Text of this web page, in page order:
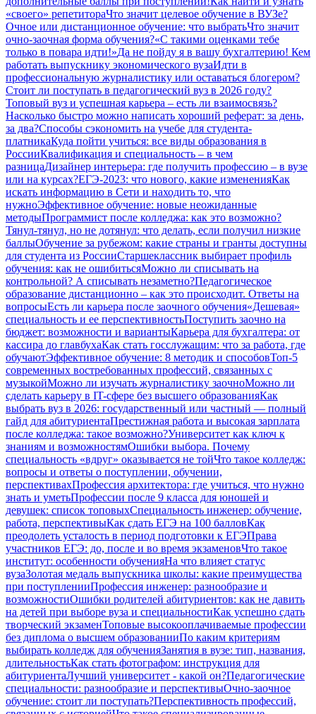
«своего» репетитораЧто значит целевое обучение в ВУЗе?
Очное или дистанционное обучение: что выбратьЧто значит
очно-заочная форма обучения?«С такими оценками тебе
только в повара идти!»Да не пойду я в вашу бухгалтерию! Кем
работать выпускнику экономического вузаИдти в
профессиональную журналистику или оставаться блогером?
Стоит ли поступать в педагогический вуз в 2026 году?
Топовый вуз и успешная карьера – есть ли взаимосвязь?
Насколько быстро можно написать хороший реферат: за день,
за два?Способы сэкономить на учебе для студента-
платникаКуда пойти учиться: все виды образования в
РоссииКвалификация и специальность – в чем
разницаДизайнер интерьера: где получить профессию – в вузе
или на курсах?ЕГЭ-2023: что нового, какие измененияКак
искать информацию в Сети и находить то, что
нужноЭффективное обучение: новые неожиданные
методыПрограммист после колледжа: как это возможно?
Тянул-тянул, но не дотянул: что делать, если получил низкие
баллыОбучение за рубежом: какие страны и гранты доступны
для студента из РоссииСтаршеклассник выбирает профиль
обучения: как не ошибитьсяМожно ли списывать на
контрольной? А списывать незаметно?Педагогическое
образование дистанционно – как это происходит. Ответы на
вопросыЕсть ли карьера после заочного обучения«Дешевая»
специальность и ее перспективностьПоступить заочно на
бюджет: возможности и вариантыКарьера для бухгалтера: от
кассира до главбухаКак стать госслужащим: что за работа, где
обучаютЭффективное обучение: 8 методик и способовТоп-5
современных востребованных профессий, связанных с
музыкойМожно ли изучать журналистику заочноМожно ли
сделать карьеру в IT-сфере без высшего образованияКак
выбрать вуз в 2026: государственный или частный — полный
гайд для абитуриентаПрестижная работа и высокая зарплата
после колледжа: такое возможно?Университет как ключ к
знаниям и возможностямОшибки выбора. Почему
специальность «вдруг» оказывается не тойЧто такое колледж:
вопросы и ответы о поступлении, обучении,
перспективахПрофессия архитектора: где учиться, что нужно
знать и уметьПрофессии после 9 класса для юношей и
девушек: список топовыхСпециальность инженер: обучение,
работа, перспективыКак сдать ЕГЭ на 100 балловКак
преодолеть усталость в период подготовки к ЕГЭПрава
участников ЕГЭ: до, после и во время экзаменовЧто такое
институт: особенности обученияНа что влияет статус
вузаЗолотая медаль выпускника школы: какие преимущества
при поступленииПрофессия инженер: разнообразие и
возможностиОшибки родителей абитуриентов: как не давить
на детей при выборе вуза и специальностиКак успешно сдать
творческий экзаменТоповые высокооплачиваемые профессии
без диплома о высшем образованииПо каким критериям
выбирать колледж для обученияЗанятия в вузе: тип, названия,
длительностьКак стать фотографом: инструкция для
абитуриентаЛучший университет - какой он?Педагогические
специальности: разнообразие и перспективыОчно-заочное
обучение: стоит ли поступать?Перспективность профессий,